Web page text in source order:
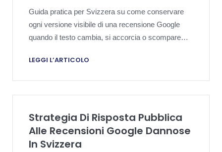
Guida pratica per Svizzera su come conservare
ogni versione visibile di una recensione Google
quando il testo cambia, si accorcia o scompare
legale.
LEGGI L’ARTICOLO
Strategia Di Risposta Pubblica
Alle Recensioni Google Dannose
In Svizzera